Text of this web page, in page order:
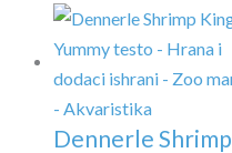
Dennerle Shrimp